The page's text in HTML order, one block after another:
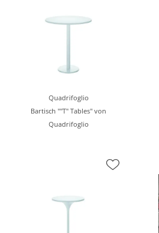
Quadrifoglio
Bartisch ""T" Tables" von
Quadrifoglio